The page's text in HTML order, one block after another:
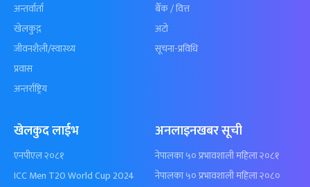
अन्तर्वार्ता
खेलकुद़़
जीवनशैली/स्वास्थ्य
प्रवास
अन्तर्राष्ट्रिय
बैँक / वित्त
अटो
सूचना-प्रविधि
खेलकुद लाईभ
एनपीएल २०८१
ICC Men T20 World Cup 2024
अनलाइनखबर सूची
नेपालका ५० प्रभावशाली महिला २०८१
नेपालका ५० प्रभावशाली महिला २०८०